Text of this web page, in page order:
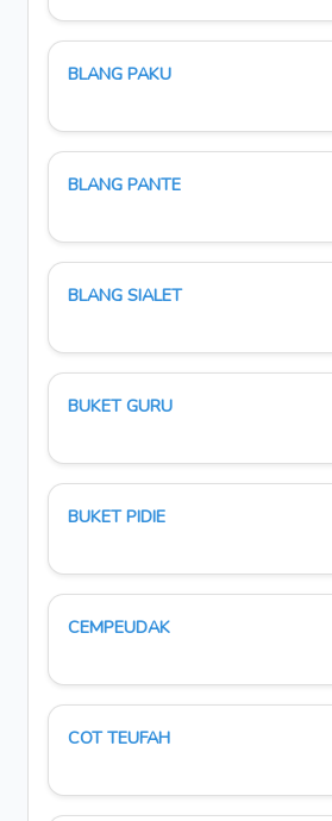
BLANG PAKU
BLANG PANTE
BLANG SIALET
BUKET GURU
BUKET PIDIE
CEMPEUDAK
COT TEUFAH